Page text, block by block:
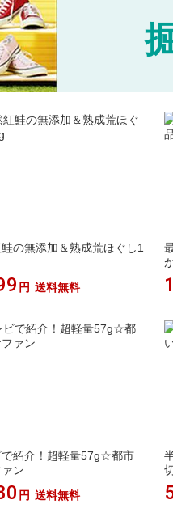
の無添加＆熟成荒ほぐし1
円 送料無料
で紹介！超軽量57g☆都市
ン
円 送料無料